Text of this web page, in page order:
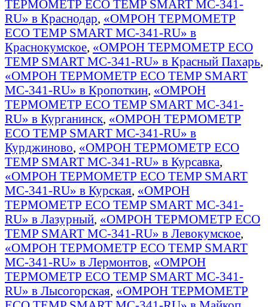
ТЕРМОМЕТР ECO TEMP SMART MC-341-
RU» в Краснодар, «ОМРОН ТЕРМОМЕТР
ECO TEMP SMART MC-341-RU» в
Краснокумское, «ОМРОН ТЕРМОМЕТР ECO
TEMP SMART MC-341-RU» в Красный Пахарь,
«ОМРОН ТЕРМОМЕТР ECO TEMP SMART
MC-341-RU» в Кропоткин, «ОМРОН
ТЕРМОМЕТР ECO TEMP SMART MC-341-
RU» в Курганинск, «ОМРОН ТЕРМОМЕТР
ECO TEMP SMART MC-341-RU» в
Курджиново, «ОМРОН ТЕРМОМЕТР ECO
TEMP SMART MC-341-RU» в Курсавка,
«ОМРОН ТЕРМОМЕТР ECO TEMP SMART
MC-341-RU» в Курская, «ОМРОН
ТЕРМОМЕТР ECO TEMP SMART MC-341-
RU» в Лазурный, «ОМРОН ТЕРМОМЕТР ECO
TEMP SMART MC-341-RU» в Левокумское,
«ОМРОН ТЕРМОМЕТР ECO TEMP SMART
MC-341-RU» в Лермонтов, «ОМРОН
ТЕРМОМЕТР ECO TEMP SMART MC-341-
RU» в Лысогорская, «ОМРОН ТЕРМОМЕТР